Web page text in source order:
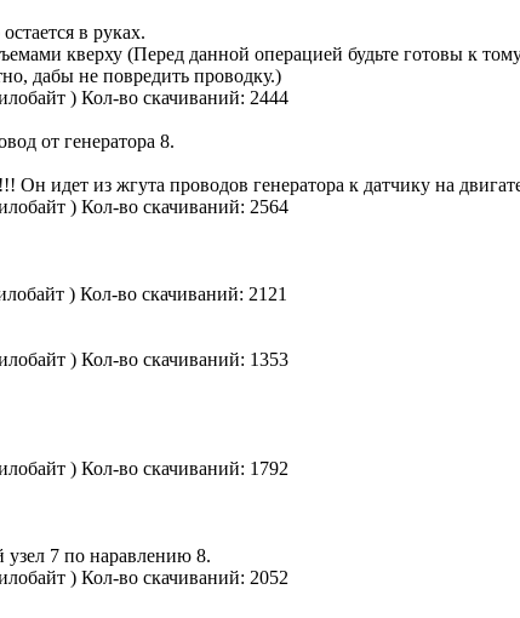
в руках.
кверху (Перед данной операцией будьте готовы к
дабы не повредить проводку.)
) Кол-во скачиваний: 2444
от генератора 8.
из жгута проводов генератора к датчику на
) Кол-во скачиваний: 2564
) Кол-во скачиваний: 2121
) Кол-во скачиваний: 1353
) Кол-во скачиваний: 1792
7 по наравлению 8.
) Кол-во скачиваний: 2052